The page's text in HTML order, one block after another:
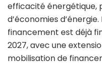
efficacité énergétique,
d’économies
financement est déjà
2027, avec une
mobilisation de